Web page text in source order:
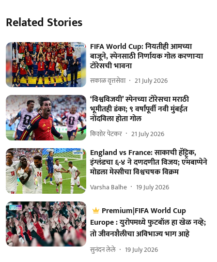
Related Stories
FIFA World Cup: नियतीही आमच्या
बाजूने, स्पेनसाठी निर्णायक गोल करणाऱ्या
टोरेसची भावना
सकाळ वृत्तसेवा 21 July 2026
‘विश्वविजयी’ स्पेनच्या टोरेसचा मराठी
भूमीतही डंका; ९ वर्षांपूर्वी नवी मुंबईत
नोंदविला होता गोल
किशोर पेटकर 21 July 2026
England vs France: साकाची हॅट्ट्रिक,
इंग्लंडचा ६-४ ने दणदणीत विजय; एमबाप्पेने
मोडला मेस्सीचा विश्वचषक विक्रम
Varsha Balhe 19 July 2026
Premium|FIFA World Cup
Europe : युरोपमध्ये फुटबॉल हा खेळ नव्हे;
तो जीवनशैलीचा अविभाज्य भाग आहे
सुनंदन लेले 19 July 2026